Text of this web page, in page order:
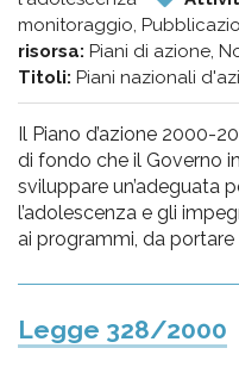
monitoraggio,
risorsa: Piani di azione,
Titoli: Piani nazionali
Il Piano d’azione 2000-
di fondo che il Governo
sviluppare un’adeguata
l’adolescenza e gli
ai programmi, da portare
Legge 328/2000